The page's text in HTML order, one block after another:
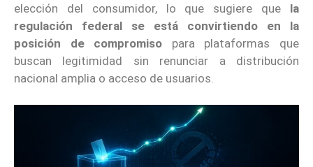
elección del consumidor, lo que sugiere que la
regulación federal se está convirtiendo en la
posición de compromiso para plataformas que
buscan legitimidad sin renunciar a distribución
nacional amplia o acceso de usuarios.